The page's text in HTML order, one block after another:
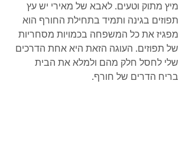
מיץ מתוק וטעים. לאבא של מאירי יש עץ
תפוזים בגינה ותמיד בתחילת החורף הוא
מפגיז את כל המשפחה בכמויות מסחריות
של תפוזים. העוגה הזאת היא אחת הדרכים
שלי לחסל חלק מהם ולמלא את הבית
בריח הדרים של חורף.